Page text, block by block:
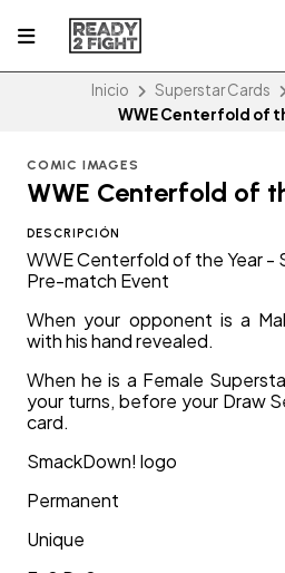
Inicio Superstar Cards
WWE Centerfold of
COMIC IMAGES
WWE Centerfold of
DESCRIPCIÓN
WWE Centerfold of the Year -
Pre-match Event
When your opponent is a
with his hand revealed.
When he is a Female
your turns, before your Draw
card.
SmackDown! logo
Permanent
Unique